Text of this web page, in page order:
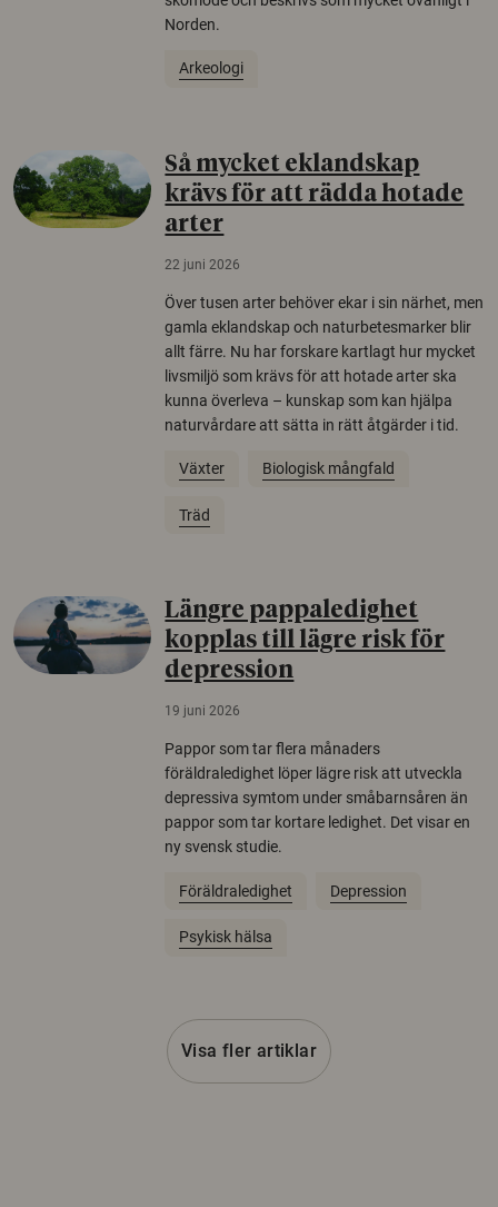
Norden.
Arkeologi
Så mycket eklandskap
krävs för att rädda hotade
arter
22 juni 2026
Över tusen arter behöver ekar i sin närhet, men
gamla eklandskap och naturbetesmarker blir
allt färre. Nu har forskare kartlagt hur mycket
livsmiljö som krävs för att hotade arter ska
kunna överleva – kunskap som kan hjälpa
naturvårdare att sätta in rätt åtgärder i tid.
Växter Biologisk mångfald
Träd
Längre pappaledighet
kopplas till lägre risk för
depression
19 juni 2026
Pappor som tar flera månaders
föräldraledighet löper lägre risk att utveckla
depressiva symtom under småbarnsåren än
pappor som tar kortare ledighet. Det visar en
ny svensk studie.
Föräldraledighet Depression
Psykisk hälsa
Visa fler artiklar